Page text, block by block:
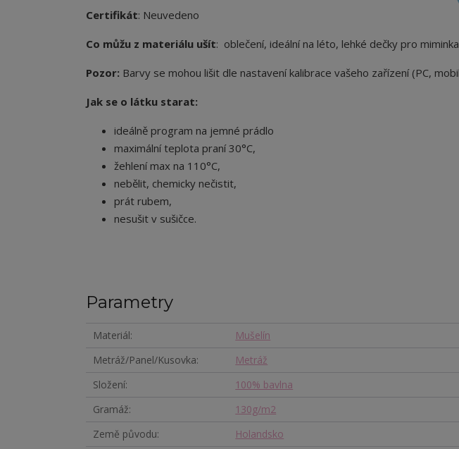
Certifikát: Neuvedeno
Co můžu z materiálu ušít: oblečení, ideální na léto, lehké dečky pro
Pozor: Barvy se mohou lišit dle nastavení kalibrace vašeho zařízení (PC,
Jak se o látku starat:
ideálně program na jemné prádlo
maximální teplota praní 30°C,
žehlení max na 110°C,
nebělit, chemicky nečistit,
prát rubem,
nesušit v sušičce.
Parametry
Materiál
Mušelín
Metráž/Panel/Kusovka
Metráž
Složení
100% bavlna
Gramáž
130g/m2
Země původu
Holandsko